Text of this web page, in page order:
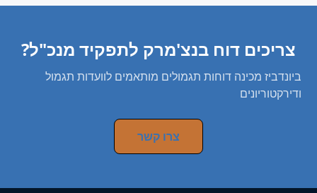
צריכים דוח בנצ'מרק לתפקיד מנכ"ל?
ביונדביז מכינה דוחות תגמולים מותאמים לוועדות תגמול
ודירקטוריונים
צרו קשר